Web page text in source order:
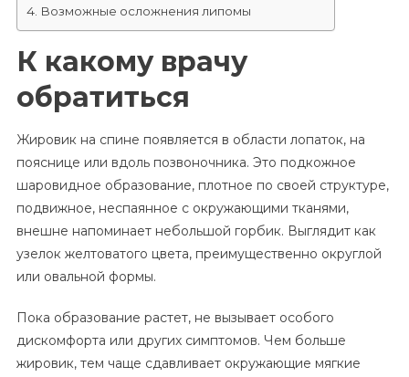
Возможные осложнения липомы
К какому врачу
обратиться
Жировик на спине появляется в области лопаток, на
пояснице или вдоль позвоночника. Это подкожное
шаровидное образование, плотное по своей структуре,
подвижное, неспаянное с окружающими тканями,
внешне напоминает небольшой горбик. Выглядит как
узелок желтоватого цвета, преимущественно округлой
или овальной формы.
Пока образование растет, не вызывает особого
дискомфорта или других симптомов. Чем больше
жировик, тем чаще сдавливает окружающие мягкие